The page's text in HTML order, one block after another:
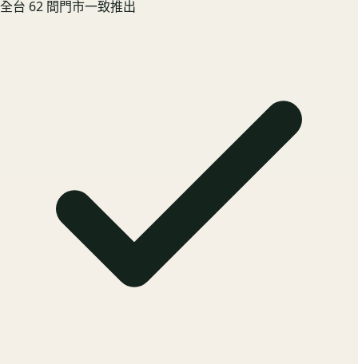
全台 62 間門市一致推出